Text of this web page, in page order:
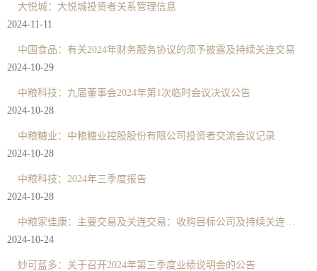
大悦城：大悦城投资者关系管理信息
2024-11-11
中国食品：有关2024年财务服务协议的须予披露及持续关连交易
2024-10-29
中粮科技：九届董事会2024年第1次临时会议决议公告
2024-10-28
中粮糖业：中粮糖业控股股份有限公司投资者交流会议记录
2024-10-28
中粮科技：2024年三季度报告
2024-10-28
2024-10-24
妙可蓝多：关于召开2024年第三季度业绩说明会的公告